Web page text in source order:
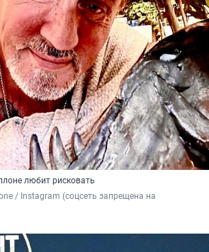
любит рисковать
/ Instagram (соцсеть запрещена на